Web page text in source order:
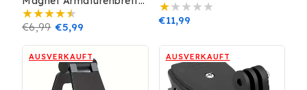
KFZ Universal
Smartphone Halter Silber
Normaler
Preis
€6,99 Verkaufspreis
€5,99
Smartphone Halter
Armaturenbrett Front
Normaler
€11,99
AUSVERKAUFT AUSVERKAUFT